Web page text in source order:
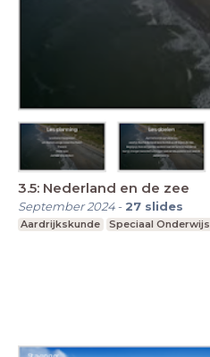
3.5: Nederland en de zee
September 2024- 27 slides
Aardrijkskunde Speciaal Onderwijs